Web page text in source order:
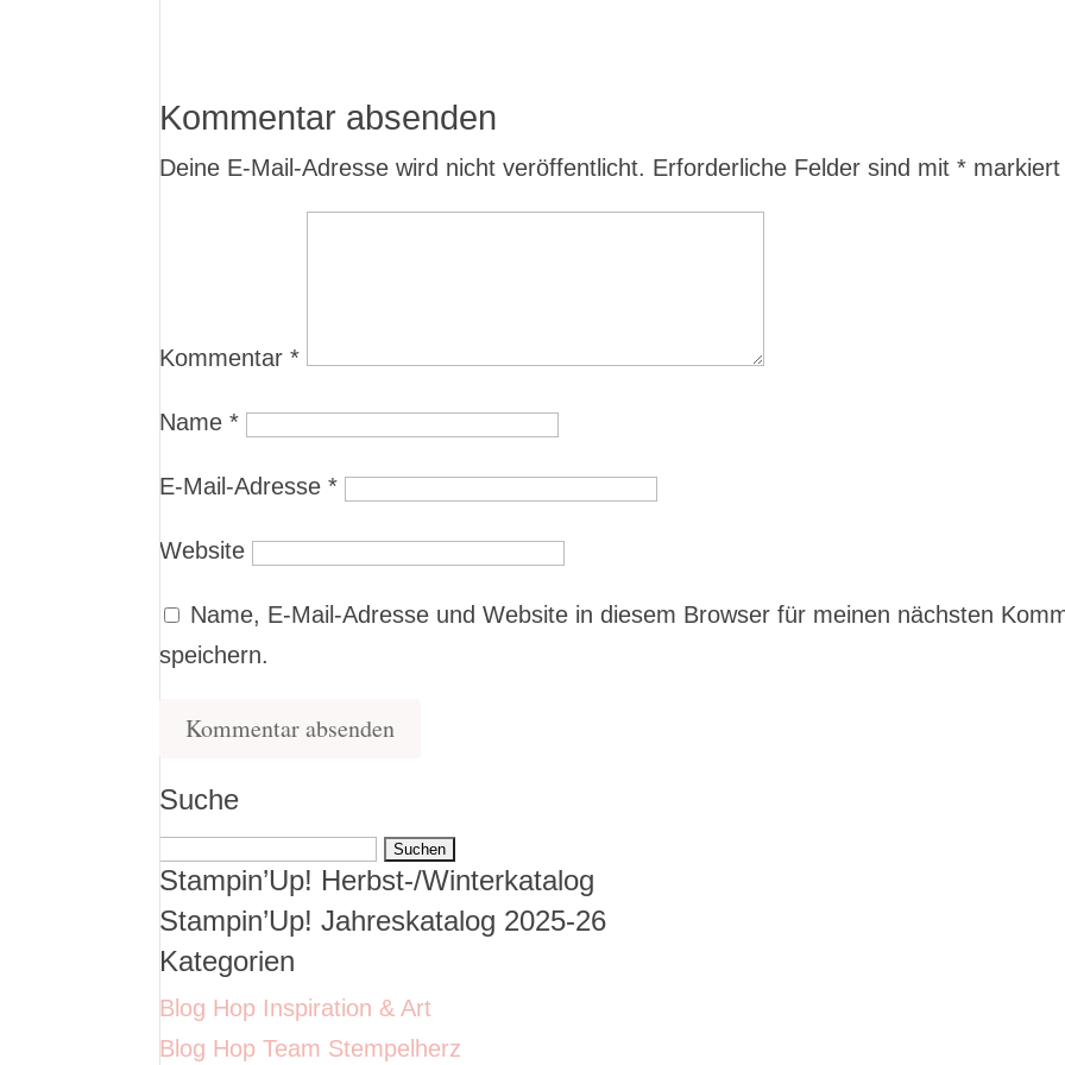
Kommentar absenden
Deine E-Mail-Adresse wird nicht veröffentlicht. Erforderliche Felder sind mit* markiert
Kommentar*
Name*
E-Mail-Adresse*
Website
Name, E-Mail-Adresse und Website in diesem Browser für meinen nächsten
speichern.
Suche
Suchen
nach:
Stampin’Up! Herbst-/Winterkatalog
Stampin’Up! Jahreskatalog 2025-26
Kategorien
Blog Hop Inspiration & Art
Blog Hop Team Stempelherz